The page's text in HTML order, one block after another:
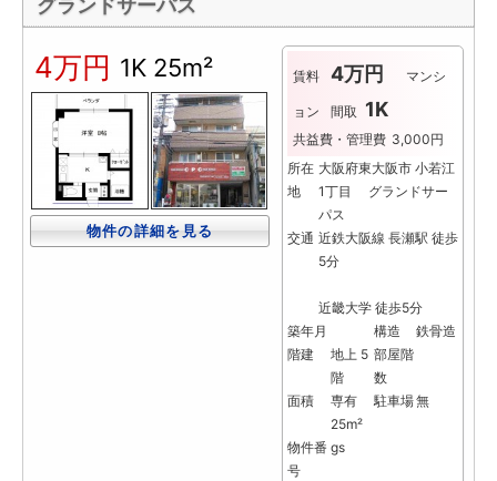
グランドサーパス
4万円 1K 25m²
物件の詳細を見る
賃料 4万円 マンシ
ョン 間取 1K
共益費・管理費 3,000円
所在
地
大阪府東大阪市 小若江
1丁目 グランドサー
パス
交通 近鉄大阪線 長瀬駅 徒歩
5分
近畿大学 徒歩5分
築年月
構造
鉄骨造
階建
地上 5
階
部屋階
数
面積
専有
25m²
駐車場無
物件番
号
gs